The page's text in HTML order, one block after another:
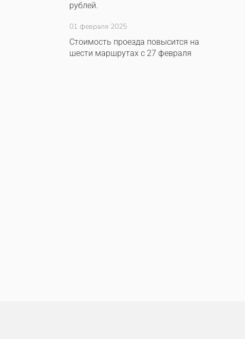
рублей.
01 февраля 2025
Стоимость проезда повысится на
шести маршрутах с 27 февраля